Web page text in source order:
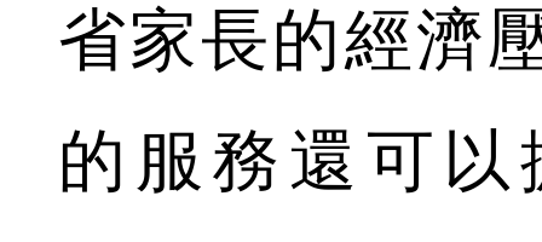
省家長的經濟
的服務還可